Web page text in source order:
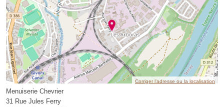
Corriger l’adresse ou la localisation
Menuiserie Chevrier
31 Rue Jules Ferry